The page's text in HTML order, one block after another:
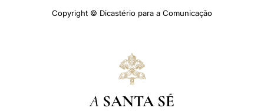
Copyright © Dicastério para a Comunicação
A SANTA SÉ